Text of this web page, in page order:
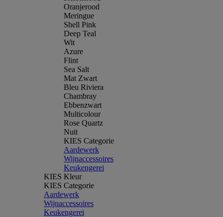
Oranjerood
Meringue
Shell Pink
Deep Teal
Wit
Azure
Flint
Sea Salt
Mat Zwart
Bleu Riviera
Chambray
Ebbenzwart
Multicolour
Rose Quartz
Nuit
KIES Categorie
Aardewerk
Wijnaccessoires
Keukengerei
KIES Kleur
KIES Categorie
Aardewerk
Wijnaccessoires
Keukengerei